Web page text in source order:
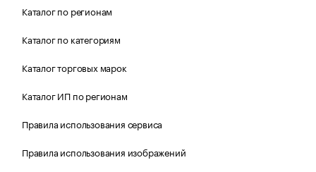
Каталог по регионам
Каталог по категориям
Каталог торговых марок
Каталог ИП по регионам
Правила использования сервиса
Правила использования изображений